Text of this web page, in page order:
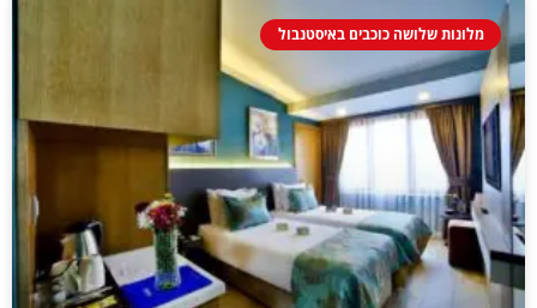
מלונות שלושה כוכבים באיסטנבול